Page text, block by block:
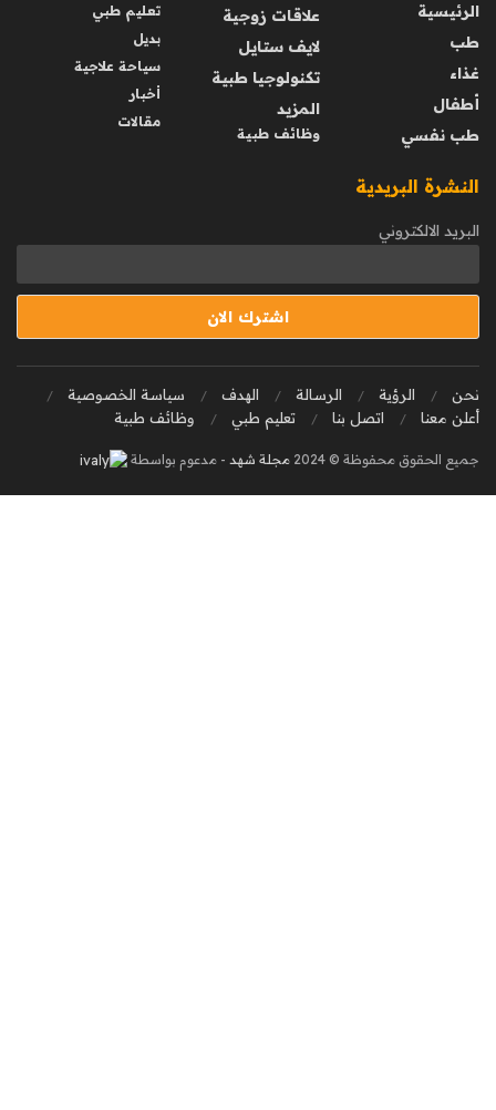
الرئيسية
طب
غذاء
أطفال
طب نفسي
علاقات زوجية
لايف ستايل
تكنولوجيا طبية
المزيد
وظائف طبية
تعليم طبي
بديل
سياحة علاجية
أخبار
مقالات
النشرة البريدية
البريد الالكتروني
نحن الرؤية الرسالة الهدف
سياسة الخصوصية
أعلن معنا
اتصل بنا تعليم طبي وظائف طبية
جميع الحقوق محفوظة © 2024 مجلة شهد - مدعوم بواسطة